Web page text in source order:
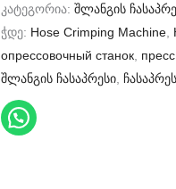
კატეგორია: შლანგის
ჭდე: Hose Crimping Machine
опрессовочный станок
შლანგის ჩასაპრესი